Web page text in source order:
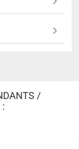
/
: